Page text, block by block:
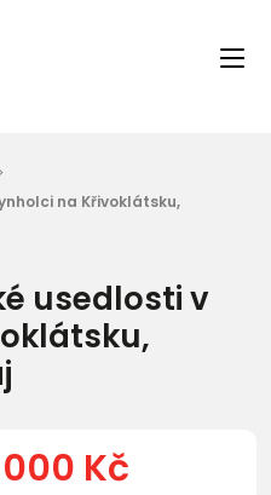
na Křivoklátsku,
usedlosti v
Kč